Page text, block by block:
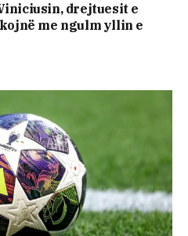
drejtuesit e
me ngulm yllin e